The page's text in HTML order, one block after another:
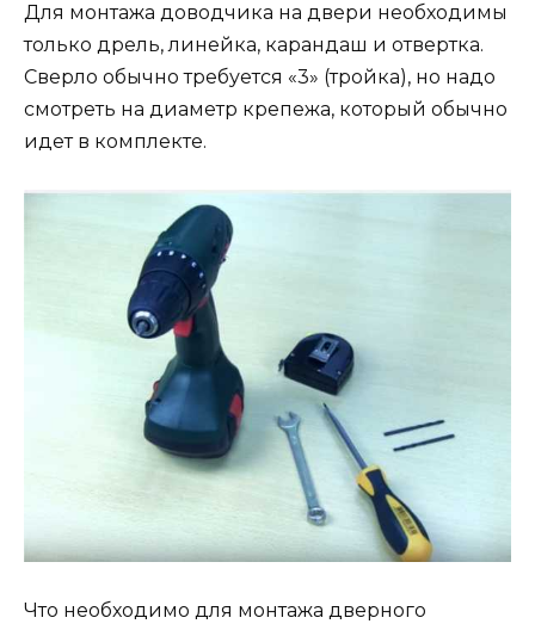
Для монтажа доводчика на двери необходимы
только дрель, линейка, карандаш и отвертка.
Сверло обычно требуется «3» (тройка), но надо
смотреть на диаметр крепежа, который обычно
идет в комплекте.
Что необходимо для монтажа дверного